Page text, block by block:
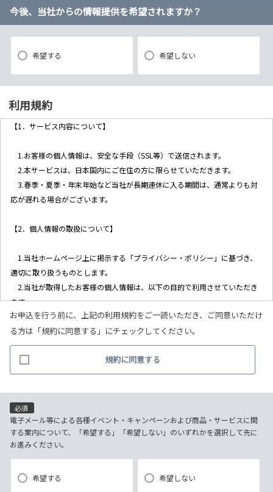
今後、当社からの情報提供を希望されますか？
希望する 希望しない
利用規約
【1．サービス内容について】
1.お客様の個人情報は、安全な手段（SSL等）で送信されます。
2.本サービスは、日本国内にご在住の方に限らせていただきます。
3.春季・夏季・年末年始など当社が長期連休に入る期間は、通常よりも対
応が遅れる場合がございます。
【2．個人情報の取扱について】
1.当社ホームページ上に掲示する「プライバシー・ポリシー」に基づき、
適切に取り扱うものとします。
2.当社が取得したお客様の個人情報は、以下の目的で利用させていただき
ます。
(1)お客様リクエストに対応するにあたって問題が発生した場合の確認・
連絡
(2)お客様から照会があった場合のリクエスト情報の確認
(3)お客様に不利益を与えないために行う、お客様に対する迅速なご連絡
（電子メール、電話、郵送によるご連絡）
(5)商品の企画・開発あるいはお客様満足向上策などの検討のためのお客
様アンケート調査の実施
【3．推奨環境について】
1.当社の推奨するインターネット環境にてお申込みをお願いします。推奨
お申込を行う前に、上記の利用規約をご一読いただき、ご同意いただけ
る方は「規約に同意する」にチェックしてください。
規約に同意する
必須
電子メール等による各種イベント・キャンペーンおよび商品・サービスに関
する案内について、「希望する」「希望しない」のいずれかを選択して先に
お進みください。
希望する 希望しない